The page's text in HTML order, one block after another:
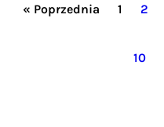
« Poprzednia 1 2
10